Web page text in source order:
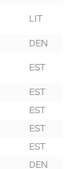
LIT
DEN
EST
EST
EST
EST
EST
DEN